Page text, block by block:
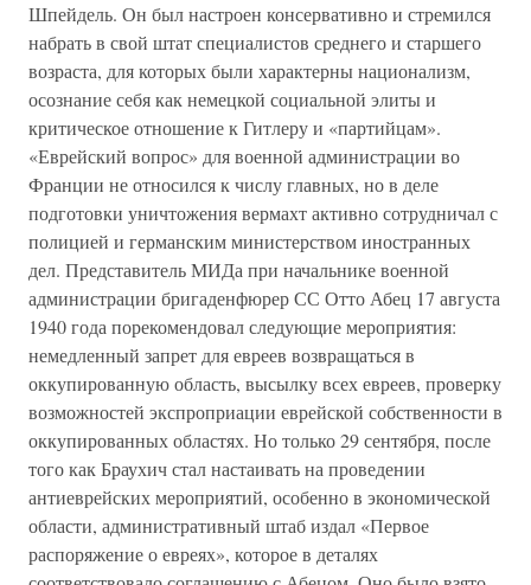
Шпейдель. Он был настроен консервативно и стремился
набрать в свой штат специалистов среднего и старшего
возраста, для которых были характерны национализм,
осознание себя как немецкой социальной элиты и
критическое отношение к Гитлеру и «партийцам».
«Еврейский вопрос» для военной администрации во
Франции не относился к числу главных, но в деле
подготовки уничтожения вермахт активно сотрудничал с
полицией и германским министерством иностранных
дел. Представитель МИДа при начальнике военной
администрации бригаденфюрер СС Отто Абец 17 августа
1940 года порекомендовал следующие мероприятия:
немедленный запрет для евреев возвращаться в
оккупированную область, высылку всех евреев, проверку
возможностей экспроприации еврейской собственности в
оккупированных областях. Но только 29 сентября, после
того как Браухич стал настаивать на проведении
антиеврейских мероприятий, особенно в экономической
области, административный штаб издал «Первое
распоряжение о евреях», которое в деталях